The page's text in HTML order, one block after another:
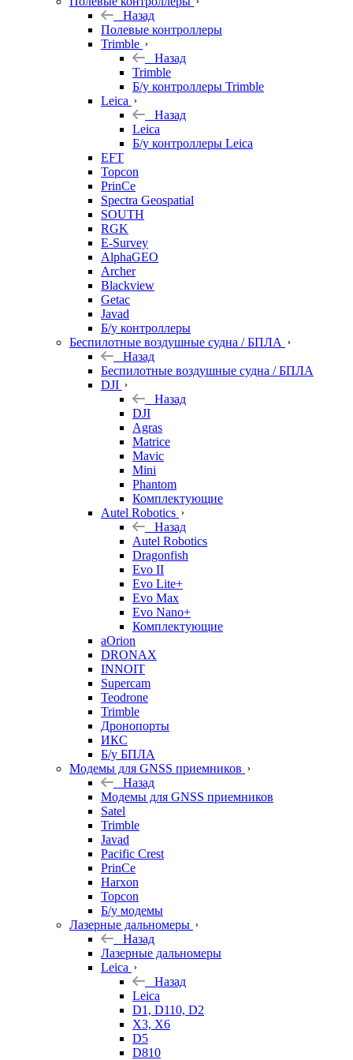
Назад
Полевые контроллеры
Trimble
Назад
Trimble
Б/у контроллеры Trimble
Leica
Назад
Leica
Б/у контроллеры Leica
EFT
Topcon
PrinCe
Spectra Geospatial
SOUTH
RGK
E-Survey
AlphaGEO
Archer
Blackview
Getac
Javad
Б/у контроллеры
Беспилотные воздушные судна / БПЛА
Назад
Беспилотные воздушные судна / БПЛА
DJI
Назад
DJI
Agras
Matrice
Mavic
Mini
Phantom
Комплектующие
Autel Robotics
Назад
Autel Robotics
Dragonfish
Evo II
Evo Lite+
Evo Max
Evo Nano+
Комплектующие
aOrion
DRONAX
INNOIT
Supercam
Teodrone
Trimble
Дронопорты
ИКС
Б/у БПЛА
Модемы для GNSS приемников
Назад
Модемы для GNSS приемников
Satel
Trimble
Javad
Pacific Crest
PrinCe
Harxon
Topcon
Б/у модемы
Лазерные дальномеры
Назад
Лазерные дальномеры
Leica
Назад
Leica
D1, D110, D2
X3, X6
D5
D810